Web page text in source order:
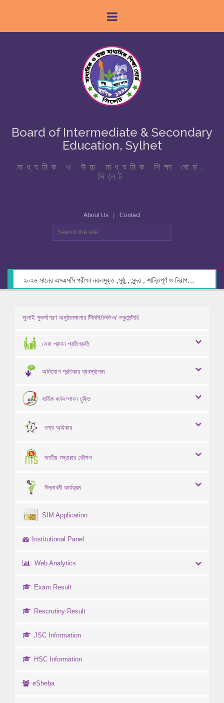
Board of Intermediate & Secondary
Education, Sylhet
মাধ্যমিক ও উচ্চ মাধ্যমিক শিক্ষা বোর্ড,
সিলেট
About Us Contact
জুলাই পুনর্জাগরণ অনুষ্ঠানমালার টিভিসি/ভিডিও/ ডকুমেন্টারি
সেবা প্রদান প্রতিশ্রুতি
অভিযোগ প্রতিকার ব্যবস্থাপনা
বার্ষিক কর্মসম্পাদন চুক্তি
তথ্য অধিকার
জাতীয় শুদ্ধাচার কৌশল
উদ্ভাবনী কার্যক্রম
SIM Application
Institutional Panel
Web Analytics
Exam Result
Rescrutiny Result
JSC Information
HSC Information
eSheba